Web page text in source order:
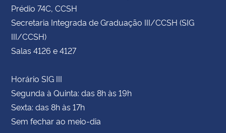
Prédio 74C, CCSH
Secretaria Integrada de Graduação III/CCSH (SIG
III/CCSH)
Salas 4126 e 4127
Horário SIG III
Segunda à Quinta: das 8h às 19h
Sexta: das 8h às 17h
Sem fechar ao meio-dia